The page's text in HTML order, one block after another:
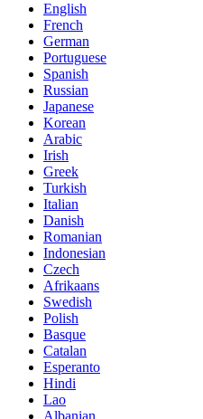
English
French
German
Portuguese
Spanish
Russian
Japanese
Korean
Arabic
Irish
Greek
Turkish
Italian
Danish
Romanian
Indonesian
Czech
Afrikaans
Swedish
Polish
Basque
Catalan
Esperanto
Hindi
Lao